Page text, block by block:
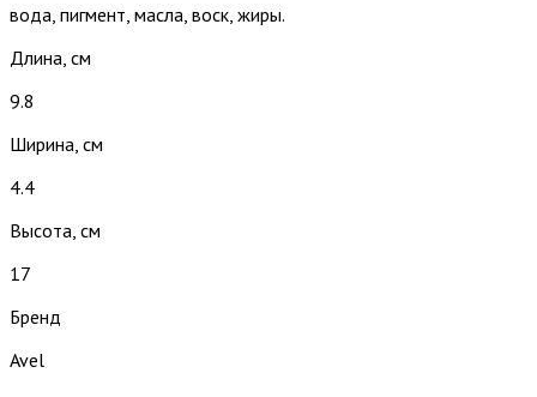
вода, пигмент, масла, воск, жиры.
Длина, см
9.8
Ширина, см
4.4
Высота, см
17
Бренд
Avel